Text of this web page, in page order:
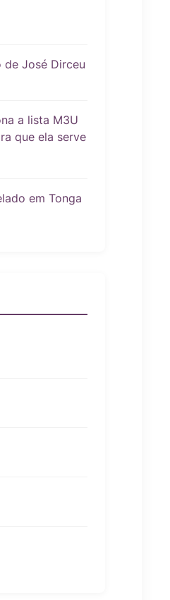
de José Dirceu
a lista M3U
que ela serve
em Tonga